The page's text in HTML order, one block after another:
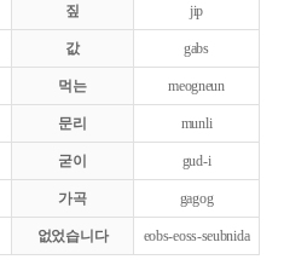
짚 jip
값 gabs
먹는 meogneun
문리 munli
굳이 gud-i
가곡 gagog
없었습니다 eobs-eoss-seubnida